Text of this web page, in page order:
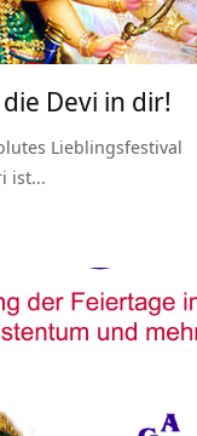
Devi in dir!
Lieblingsfestival
ist…